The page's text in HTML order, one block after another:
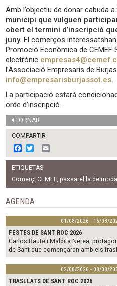
Amb l’objectiu de donar cabuda a
municipi que vulguen
obert el termini d’inscripció
juny.El comerços
Promoció Econòmica de CEMEF
electrònic
l’Associació Empresaris de
info@empresarisburjassot.es.
La participació estarà
orde d’inscripció.
TORNAR
COMPARTIR
F
a
c
e
b
o
o
k
w
i
t
t
e
m
l
ETIQUETAS
Comerç, CEMEF, passarel·la de moda
AGENDA
01/08/2026 - 16/08/
FESTES DE SANT ROC 2026
Carlos Baute i Maldita Nerea,
de Sant que començaran amb els
02/08/2026 - 08/08/
TRASLLATS DE SANT ROC 2026